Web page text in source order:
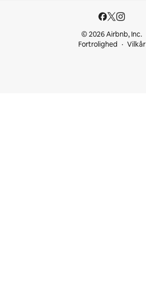
© 2026 Airbnb, Inc.
Fortrolighed
Vilkår